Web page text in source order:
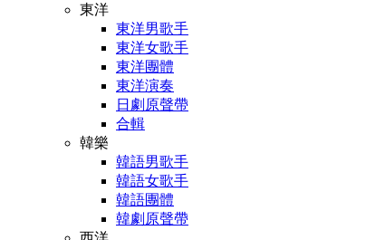
東洋
東洋男歌手
東洋女歌手
東洋團體
東洋演奏
日劇原聲帶
合輯
韓樂
韓語男歌手
韓語女歌手
韓語團體
韓劇原聲帶